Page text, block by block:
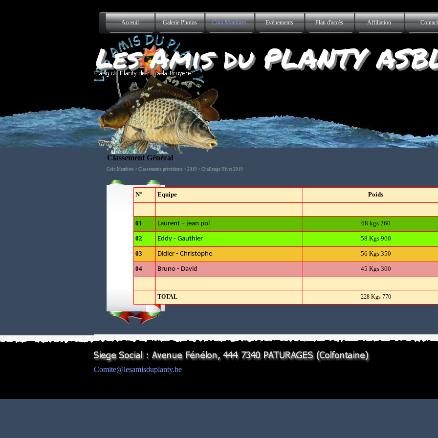
Sauter le menu
Acceuil
Galerie Photos ▼
Coin Membres ▼
Evènements Plan d'accès Affiliation Contact
Les Amis du PLANTY
Classement Général
Coin Membres > Classements précédents > 2019 > Challenge Hiver 2019
N° Equipe Poids
01 Laurent – jean pol 68 kgs 260
02 Eddy - Gauthier 58 Kgs 960
03 Didier - Christophe 56 Kgs 350
04 Bruno - David 45 Kgs 300
TOTAL 228 Kgs 770
Comite@lesamisduplanty.be